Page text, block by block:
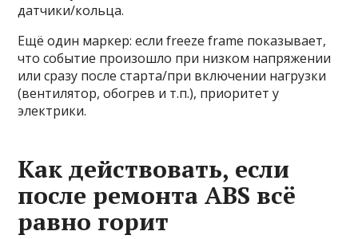
датчики/кольца.
Ещё один маркер: если freeze frame показывает,
что событие произошло при низком напряжении
или сразу после старта/при включении нагрузки
(вентилятор, обогрев и т.п.), приоритет у
электрики.
Как действовать, если
после ремонта ABS всё
равно горит